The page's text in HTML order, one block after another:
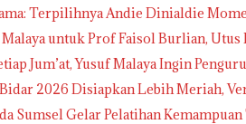
Terpilihnya Andie Dinialdie
untuk Prof Faisol Burlian, Utus
Jum’at, Yusuf Malaya Ingin
2026 Disiapkan Lebih Meriah,
Sumsel Gelar Pelatihan